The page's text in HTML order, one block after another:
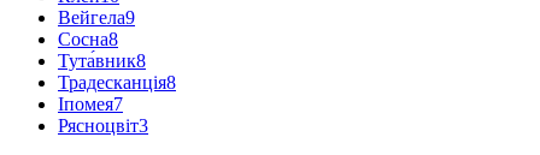
Вейгела9
Сосна8
Тута́вник8
Традесканція8
Іпомея7
Рясноцвіт3